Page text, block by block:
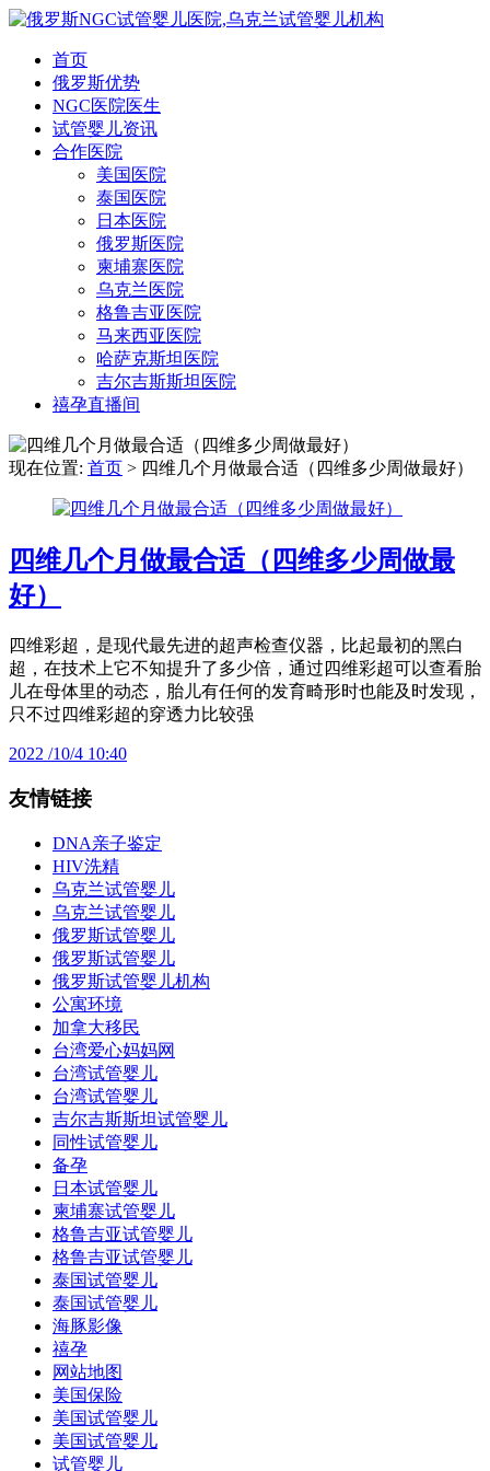
首页
俄罗斯优势
NGC医院医生
试管婴儿资讯
合作医院
美国医院
泰国医院
日本医院
俄罗斯医院
柬埔寨医院
乌克兰医院
格鲁吉亚医院
马来西亚医院
哈萨克斯坦医院
吉尔吉斯斯坦医院
禧孕直播间
现在位置: 首页 > 四维几个月做最合适（四维多少周做最好）
四维几个月做最合适（四维多少周做最
好）
四维彩超，是现代最先进的超声检查仪器，比起最初的黑白
超，在技术上它不知提升了多少倍，通过四维彩超可以查看胎
儿在母体里的动态，胎儿有任何的发育畸形时也能及时发现，
只不过四维彩超的穿透力比较强
2022 /10/4 10:40
友情链接
DNA亲子鉴定
HIV洗精
乌克兰试管婴儿
乌克兰试管婴儿
俄罗斯试管婴儿
俄罗斯试管婴儿
俄罗斯试管婴儿机构
公寓环境
加拿大移民
台湾爱心妈妈网
台湾试管婴儿
台湾试管婴儿
吉尔吉斯斯坦试管婴儿
同性试管婴儿
备孕
日本试管婴儿
柬埔寨试管婴儿
格鲁吉亚试管婴儿
格鲁吉亚试管婴儿
泰国试管婴儿
泰国试管婴儿
海豚影像
禧孕
网站地图
美国保险
美国试管婴儿
美国试管婴儿
试管婴儿